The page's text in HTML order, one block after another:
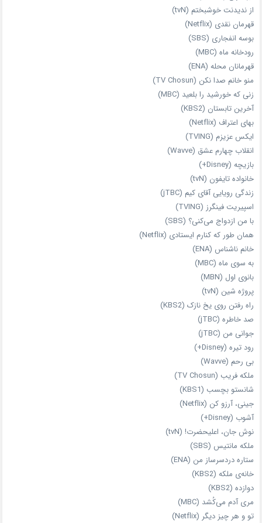
از ندیدنت خوشبختم (tvN)
قهرمان نقدی (Netflix)
بوسه انفجاری (SBS)
رودخانه ماه (MBC)
قهرمانان محله (ENA)
منو خانم صدا نکن (TV Chosun)
زنی که خورشید را بلعید (MBC)
آخرین تابستان (KBS2)
بهای اعتراف (Netflix)
ایکس عزیزم (TVING)
انقلاب چهارم عشق (Wavve)
بازیچه (Disney+)
خانواده تایفون (tvN)
زندگی رویایی آقای کیم (jTBC)
اسپیریت فینگرز (TVING)
با من ازدواج می‌کنی؟ (SBS)
همان‌ طور که کنارم ایستادی (Netflix)
خانم ناشناس (ENA)
به سوی ماه (MBC)
بانوی اول (MBN)
پروژه شین (tvN)
راه رفتن روی یخ نازک (KBS2)
صد خاطره (jTBC)
جوانی من (jTBC)
رود تیره (Disney+)
بی‌ رحم (Wavve)
ملکه فریب (TV Chosun)
شانستو بچسب (KBS1)
جینی، آرزو کن (Netflix)
آشوب (Disney+)
نوش جان، اعلیحضرت! (tvN)
ملکه‌ مانتیس (SBS)
ستاره دردسرساز من (ENA)
خانه‌ی ملکه (KBS2)
دوازده (KBS2)
مری آدم می‌کُشد (MBC)
تو و هر چیز دیگر (Netflix)